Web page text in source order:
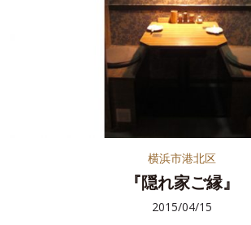
横浜市港北区
『隠れ家ご縁』
2015/04/15